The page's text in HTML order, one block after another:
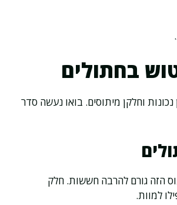
בחתולים
וחלקן מיתוסים. בואו נעשה סדר
הזה גורם להרבה חששות. חלק
למוות.